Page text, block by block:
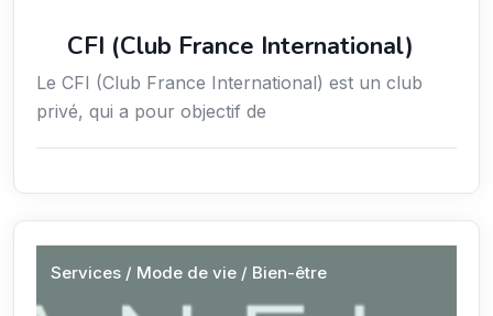
CFI (Club France International)
Le CFI (Club France International) est un club
privé, qui a pour objectif de
Services / Mode de vie / Bien-être